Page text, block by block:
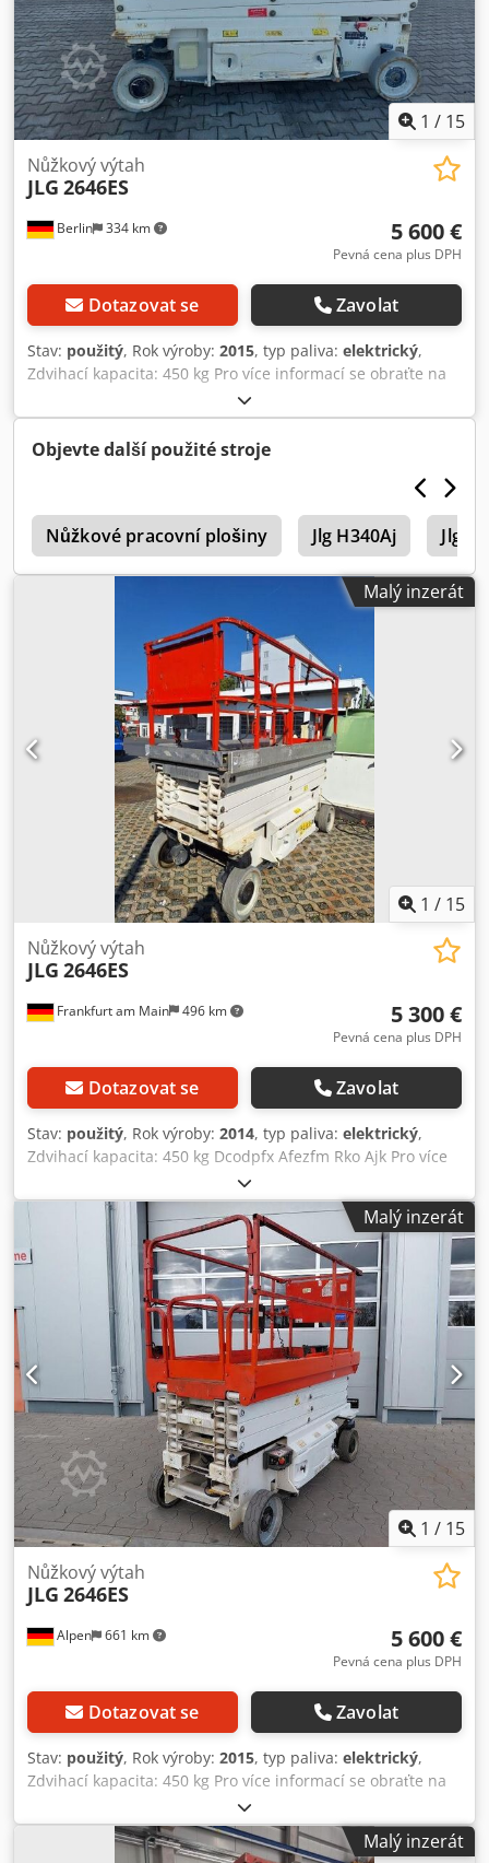
1 / 15
Berlin 334 km
Nůžkový výtah
JLG 2646ES
5 600 €
Pevná cena plus DPH
Dotazovat se Zavolat
Stav: použitý, Rok výroby: 2015, typ paliva: elektrický,
Zdvihací kapacita: 450 kg Pro více informací se obraťte na
centrum použitých zařízení. Dcsdpfozflrgox Af Aok
Objevte další použité stroje
Nůžkové pracovní plošiny Jlg H340Aj Jlg
Malý inzerát
1 / 15
Frankfurt am Main 496 km
Nůžkový výtah
JLG 2646ES
5 300 €
Pevná cena plus DPH
Dotazovat se Zavolat
Stav: použitý, Rok výroby: 2014, typ paliva: elektrický,
Zdvihací kapacita: 450 kg Dcodpfx Afezfm Rko Ajk Pro více
informací se obraťte na centrum použitých zařízení.
Malý inzerát
1 / 15
Alpen 661 km
Nůžkový výtah
JLG 2646ES
5 600 €
Pevná cena plus DPH
Dotazovat se Zavolat
Stav: použitý, Rok výroby: 2015, typ paliva: elektrický,
Zdvihací kapacita: 450 kg Pro více informací se obraťte na
centrum použitých zařízení. Dodpfxjzfpdgs Af Aeck
Malý inzerát